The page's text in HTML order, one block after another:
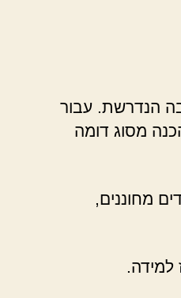
הנדרשת. עבור
מסוג דומה
מחוננים,
למידה.